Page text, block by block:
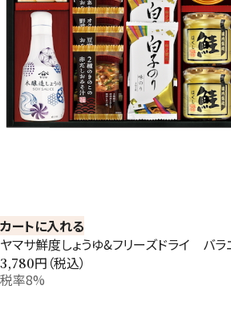
カートに入れる
ヤマサ鮮度しょうゆ&フリーズドライ バラ
3,780円（税込）
税率8%